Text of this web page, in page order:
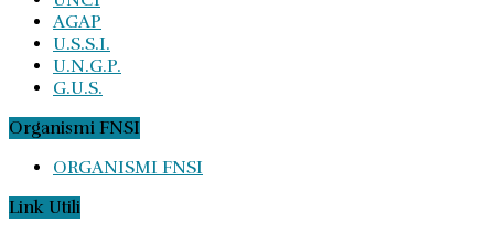
AGAP
U.S.S.I.
U.N.G.P.
G.U.S.
Organismi FNSI
ORGANISMI FNSI
Link Utili